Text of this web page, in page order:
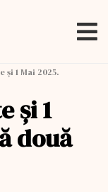
și 1 Mai 2025.
și 1
două